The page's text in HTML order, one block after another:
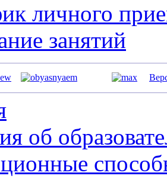
личного
занятий
об